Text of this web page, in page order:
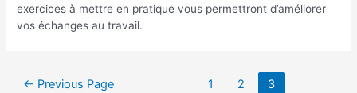
exercices à mettre en pratique vous permettront d’améliorer
vos échanges au travail.
Posts← Previous Page 1 2 3